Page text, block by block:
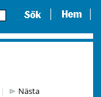
| Nästa